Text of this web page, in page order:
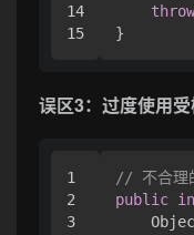
14
throw
误区3：过度使用
1
2
3
// 不合理
public